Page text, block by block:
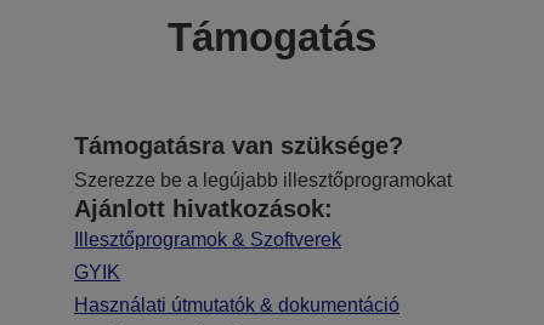
Támogatás
Támogatásra van szüksége?
Szerezze be a legújabb illesztőprogramokat
Ajánlott hivatkozások:
Illesztőprogramok & Szoftverek
GYIK
Használati útmutatók & dokumentáció